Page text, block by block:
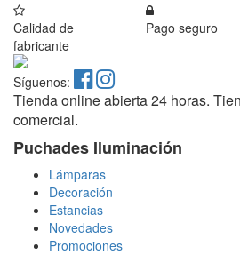
Calidad de
fabricante
Pago seguro
Síguenos:
Tienda online abierta 24 horas.
comercial.
Puchades Iluminación
Lámparas
Decoración
Estancias
Novedades
Promociones